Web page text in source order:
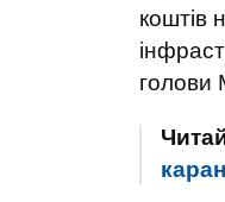
коштів
голови